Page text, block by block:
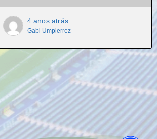
4 anos atrás
Gabi Umpierrez